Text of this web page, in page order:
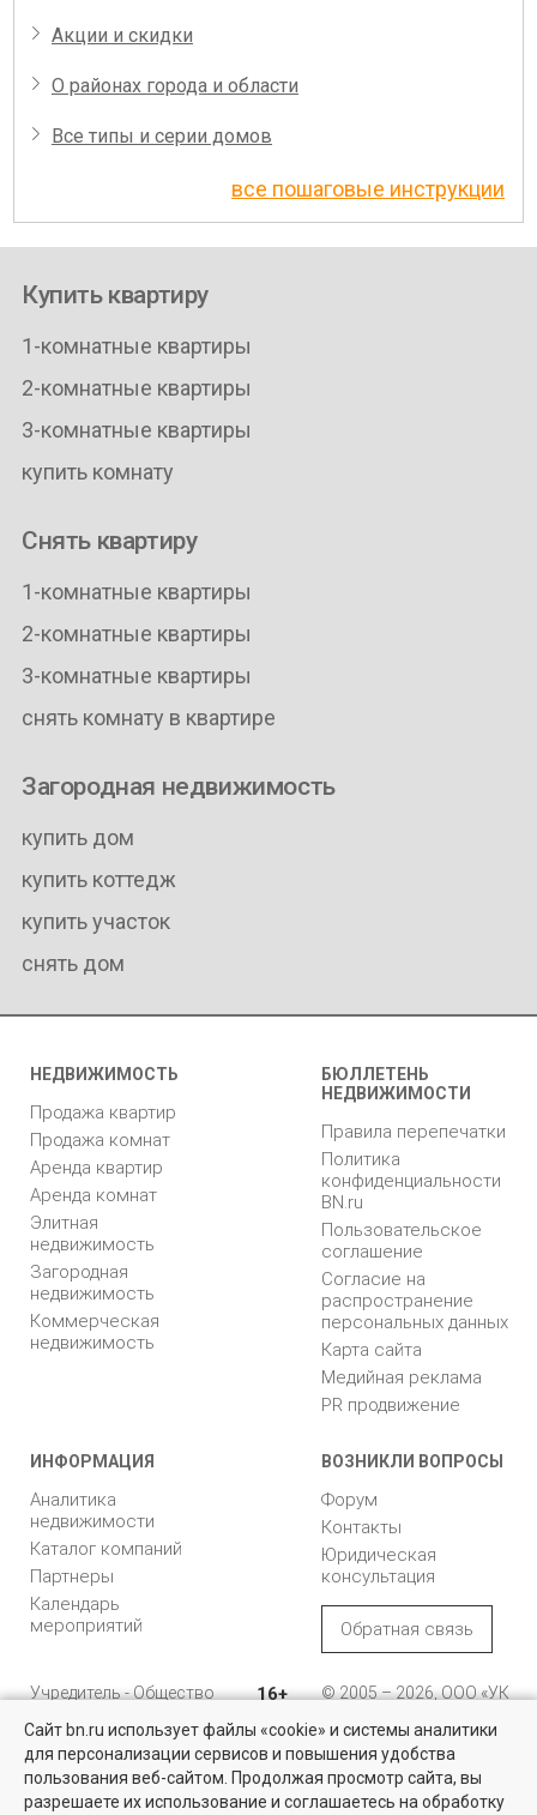
Акции и скидки
О районах города и области
Все типы и серии домов
все пошаговые инструкции
Купить квартиру
1-комнатные квартиры
2-комнатные квартиры
3-комнатные квартиры
купить комнату
Снять квартиру
1-комнатные квартиры
2-комнатные квартиры
3-комнатные квартиры
снять комнату в квартире
Загородная недвижимость
купить дом
купить коттедж
купить участок
снять дом
НЕДВИЖИМОСТЬ
Продажа квартир
Продажа комнат
Аренда квартир
Аренда комнат
Элитная
недвижимость
Загородная
недвижимость
Коммерческая
недвижимость
БЮЛЛЕТЕНЬ
НЕДВИЖИМОСТИ
Правила перепечатки
Политика
конфиденциальности
BN.ru
Пользовательское
соглашение
Согласие на
распространение
персональных данных
Карта сайта
Медийная реклама
PR продвижение
ИНФОРМАЦИЯ
Аналитика
недвижимости
Каталог компаний
Партнеры
Календарь
мероприятий
ВОЗНИКЛИ ВОПРОСЫ
Форум
Контакты
Юридическая
консультация
Обратная связь
Учредитель - Общество
ответственностью
"Управляющая
компания "Бюллетень
недвижимости"
16+
© 2005 – 2026, ООО «УК
196105, Санкт-
Петербург, пр. Юрия
Гагарина, 1
Сайт bn.ru использует файлы «cookie» и системы аналитики
для персонализации сервисов и повышения удобства
пользования веб-сайтом. Продолжая просмотр сайта, вы
разрешаете их использование и соглашаетесь на обработку